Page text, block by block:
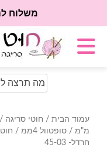
משלוח
Search
for:
עמוד הבית / חוטי סריגה /
מ"מ / סופטוול 4ממ
חרדל- 45-03